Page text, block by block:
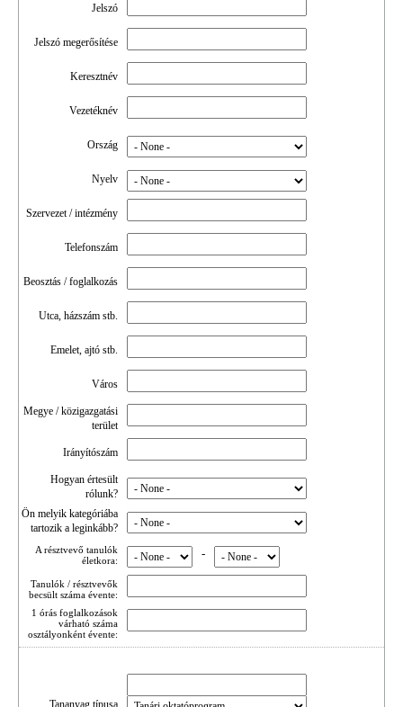
Jelszó
Jelszó megerősítése
Keresztnév
Vezetéknév
Ország
Nyelv
Szervezet / intézmény
Telefonszám
Beosztás / foglalkozás
Utca, házszám stb.
Emelet, ajtó stb.
Város
Megye / közigazgatási
terület
Irányítószám
Hogyan értesült
rólunk?
Ön melyik kategóriába
tartozik a leginkább?
A résztvevő tanulók
életkora:
-
Tanulók / résztvevők
becsült száma évente:
1 órás foglalkozások
várható száma
osztályonként évente:
Tananyag típusa